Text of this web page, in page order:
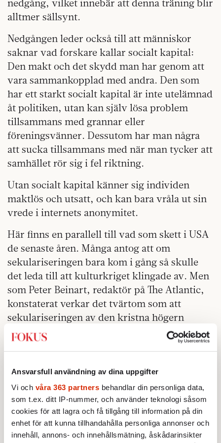
Ansvarsfull användning av dina uppgifter
Vi och våra 363 partners behandlar din personliga data,
som t.ex. ditt IP-nummer, och använder teknologi såsom
cookies för att lagra och få tillgång till information på din
enhet för att kunna tillhandahålla personliga annonser och
innehåll, annons- och innehållsmätning, åskådarinsikter
nedgång, vilket innebär att denna träning blir
alltmer sällsynt.
Nedgången leder också till att människor
saknar vad forskare kallar socialt kapital:
Den makt och det skydd man har genom att
vara sammankopplad med andra. Den som
har ett starkt socialt kapital är inte utelämnad
åt politiken, utan kan själv lösa problem
tillsammans med grannar eller
föreningsvänner. Dessutom har man några
att sucka tillsammans med när man tycker att
samhället rör sig i fel riktning.
Utan socialt kapital känner sig individen
maktlös och utsatt, och kan bara vråla ut sin
vrede i internets anonymitet.
Här finns en parallell till vad som skett i USA
de senaste åren. Många antog att om
sekulariseringen bara kom i gång så skulle
det leda till att kulturkriget klingade av. Men
som Peter Beinart, redaktör på The Atlantic,
konstaterat verkar det tvärtom som att
sekulariseringen av den kristna högern
bidragit till att kampen hårdnat.
Det är inte överraskande: För den som saknar
förankring i ett levande civilsamhälle blir
kampen existentiell – en kamp på liv och
död.
Är det detta som sången i Svenska Nyheter